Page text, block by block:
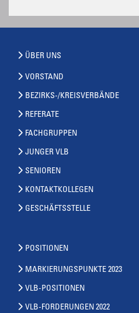
ÜBER UNS
VORSTAND
BEZIRKS-/KREISVERBÄNDE
REFERATE
FACHGRUPPEN
JUNGER VLB
SENIOREN
KONTAKTKOLLEGEN
GESCHÄFTSSTELLE
POSITIONEN
MARKIERUNGSPUNKTE 2023
VLB-POSITIONEN
VLB-FORDERUNGEN 2022